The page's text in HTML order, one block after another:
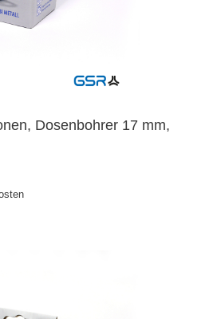
Dosenbohrer 17 mm,